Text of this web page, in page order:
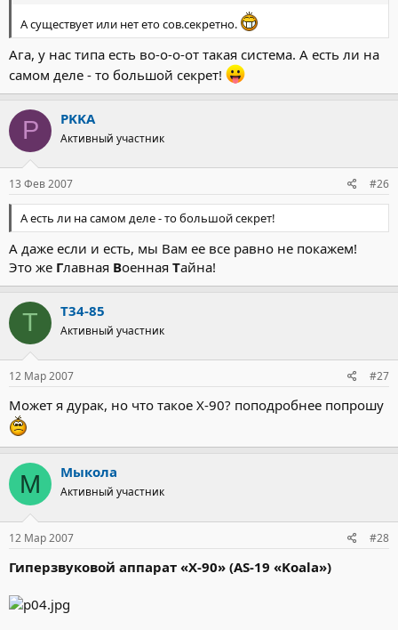
А существует или нет ето сов.секретно.
Ага, у нас типа есть во-о-о-от такая система. А есть ли на
самом деле - то большой секрет!
P PKKA
Активный участник
13 Фев 2007 #26
А есть ли на самом деле - то большой секрет!
А даже если и есть, мы Вам ее все равно не покажем!
Это же Главная Военная Тайна!
T T34-85
Активный участник
12 Мар 2007 #27
Может я дурак, но что такое Х-90? поподробнее попрошу
М Мыкола
Активный участник
12 Мар 2007 #28
Гиперзвуковой аппарат «Х-90» (AS-19 «Koala»)